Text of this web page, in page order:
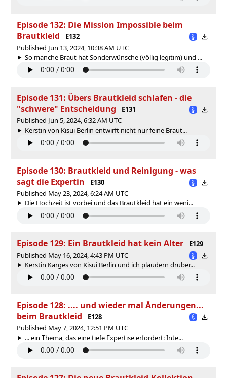
Episode 132: Die Mission Impossible beim
Brautkleid
E132
Published Jun 13, 2024, 10:38 AM UTC
So manche Braut hat Sonderwünsche (völlig legitim) und ...
Episode 131: Übers Brautkleid schlafen - die
"schwere" Entscheidung
E131
Published Jun 5, 2024, 6:32 AM UTC
Kerstin von Kisui Berlin entwirft nicht nur feine Braut...
Episode 130: Brautkleid und Reinigung - was
sagt die Expertin
E130
Published May 23, 2024, 6:24 AM UTC
Die Hochzeit ist vorbei und das Brautkleid hat ein weni...
Episode 129: Ein Brautkleid hat kein Alter
E129
Published May 16, 2024, 4:43 PM UTC
Kerstin Karges von Kisui Berlin und ich plaudern drüber...
Episode 128: .... und wieder mal Änderungen...
beim Brautkleid
E128
Published May 7, 2024, 12:51 PM UTC
... ein Thema, das eine tiefe Expertise erfordert: Inte...